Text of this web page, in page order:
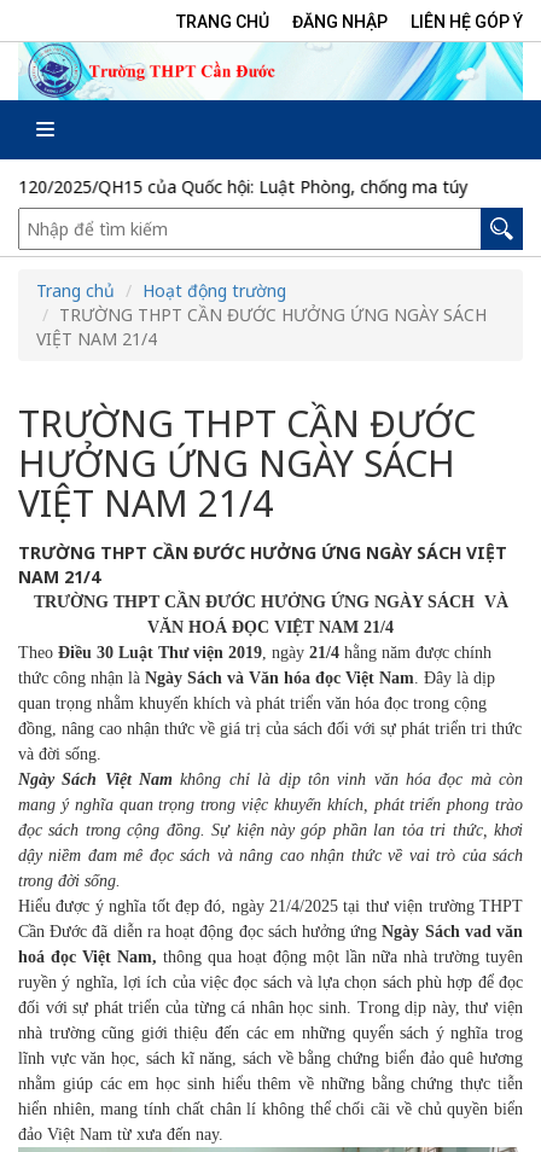
TRANG CHỦ ĐĂNG NHẬP LIÊN HỆ GÓP Ý
Quốc hội: Luật Phòng, chống ma túy CTr/TU ngày 06/
Trang chủ
Hoạt động trường
TRƯỜNG THPT CẦN ĐƯỚC HƯỞNG ỨNG NGÀY SÁCH
VIỆT NAM 21/4
TRƯỜNG THPT CẦN ĐƯỚC
HƯỞNG ỨNG NGÀY SÁCH
VIỆT NAM 21/4
TRƯỜNG THPT CẦN ĐƯỚC HƯỞNG ỨNG NGÀY SÁCH VIỆT
NAM 21/4
TRƯỜNG THPT CẦN ĐƯỚC HƯỞNG ỨNG NGÀY SÁCH VÀ
VĂN HOÁ ĐỌC VIỆT NAM 21/4
Theo Điều 30 Luật Thư viện 2019 , ngày 21/4 hằng năm được chính
thức công nhận là Ngày Sách và Văn hóa đọc Việt Nam . Đây là dịp
quan trọng nhằm khuyến khích và phát triển văn hóa đọc trong cộng
đồng, nâng cao nhận thức về giá trị của sách đối với sự phát triển tri thức
và đời sống.
Ngày Sách Việt Nam không chỉ là dịp tôn vinh văn hóa đọc mà còn
mang ý nghĩa quan trọng trong việc khuyến khích, phát triển phong trào
đọc sách trong cộng đồng. Sự kiện này góp phần lan tỏa tri thức, khơi
dậy niềm đam mê đọc sách và nâng cao nhận thức về vai trò của sách
trong đời sống.
Hiểu được ý nghĩa tốt đẹp đó, ngày 21/4/2025 tại thư viện trường THPT
Cần Đước đã diễn ra hoạt động đọc sách hưởng ứngNgày Sách vad văn
hoá đọc Việt Nam, thông qua hoạt động một lần nữa nhà trường tuyên
ruyền ý nghĩa, lợi ích của việc đọc sách và lựa chọn sách phù hợp để đọc
đối với sự phát triển của từng cá nhân học sinh. Trong dịp này, thư viện
nhà trường cũng giới thiệu đến các em những quyển sách ý nghĩa trog
lĩnh vực văn học, sách kĩ năng, sách về bằng chứng biển đảo quê hương
nhằm giúp các em học sinh hiểu thêm về những bằng chứng thực tiễn
hiển nhiên, mang tính chất chân lí không thể chối cãi về chủ quyền biển
đảo Việt Nam từ xưa đến nay.